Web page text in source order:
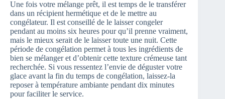
Une fois votre mélange prêt, il est temps de le transférer
dans un récipient hermétique et de le mettre au
congélateur. Il est conseillé de le laisser congeler
pendant au moins six heures pour qu’il prenne vraiment,
mais le mieux serait de le laisser toute une nuit. Cette
période de congélation permet à tous les ingrédients de
bien se mélanger et d’obtenir cette texture crémeuse tant
recherchée. Si vous ressentez l’envie de déguster votre
glace avant la fin du temps de congélation, laissez-la
reposer à température ambiante pendant dix minutes
pour faciliter le service.